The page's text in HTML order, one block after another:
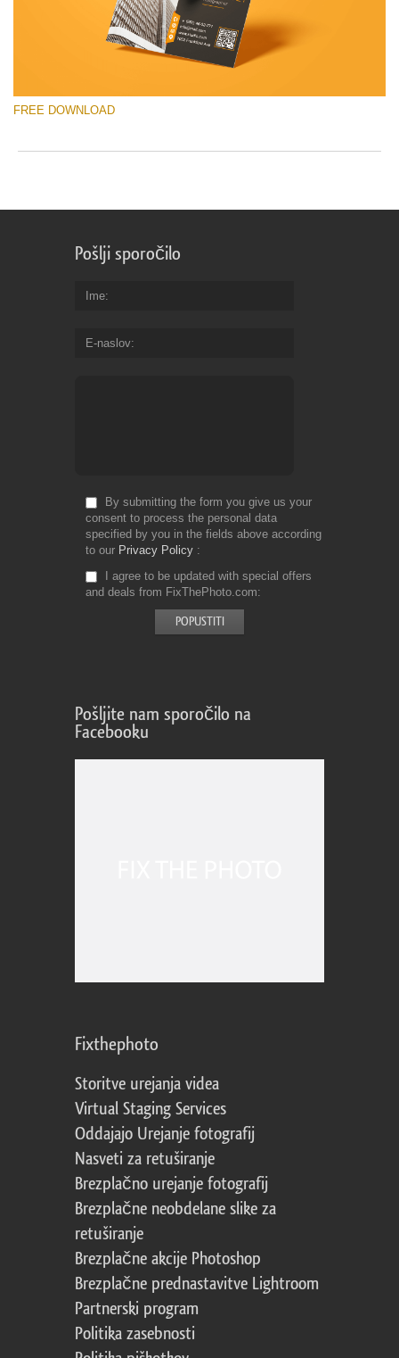
Free download
FREE DOWNLOAD
Pošlji sporočilo
Ime
E-naslov
By submitting the form you give us your
consent to process the personal data
specified by you in the fields above according
to our Privacy Policy
I agree to be updated with special offers
and deals from FixThePhoto.com
Pošljite nam sporočilo na
Facebooku
Fixthephoto
Storitve urejanja videa
Virtual Staging Services
Oddajajo Urejanje fotografij
Nasveti za retuširanje
Brezplačno urejanje fotografij
Brezplačne neobdelane slike za
retuširanje
Brezplačne akcije Photoshop
Brezplačne prednastavitve Lightroom
Partnerski program
Politika zasebnosti